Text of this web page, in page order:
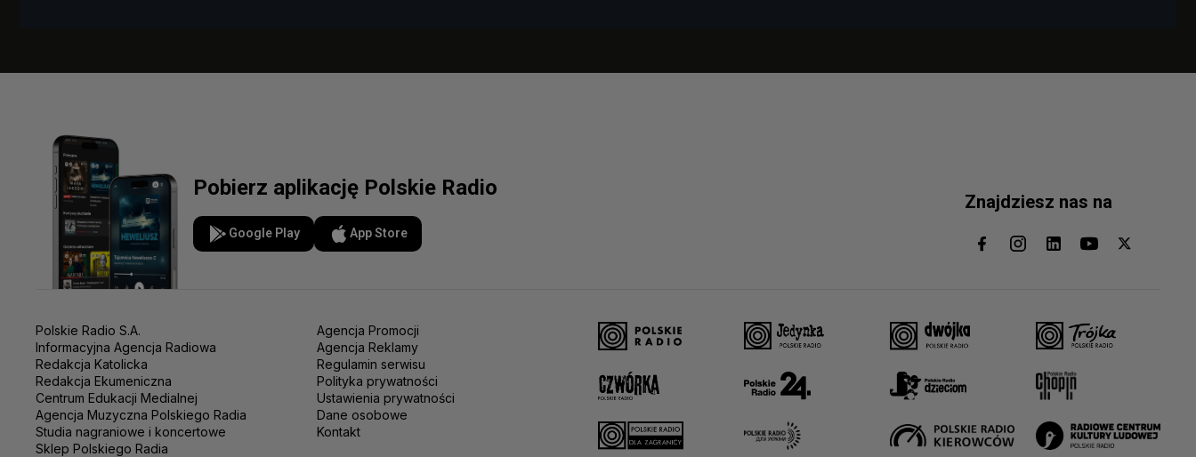
Pobierz aplikację Polskie Radio
Google Play App Store
Znajdziesz nas na
Polskie Radio S.A.
Informacyjna Agencja Radiowa
Redakcja Katolicka
Redakcja Ekumeniczna
Centrum Edukacji Medialnej
Agencja Muzyczna Polskiego Radia
Studia nagraniowe i koncertowe
Sklep Polskiego Radia
Agencja Promocji
Agencja Reklamy
Regulamin serwisu
Polityka prywatności
Ustawienia prywatności
Dane osobowe
Kontakt